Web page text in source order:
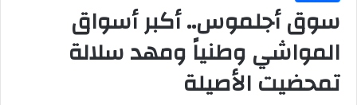
سوق أجلموس.. أكبر أسواق
المواشي وطنياً ومهد سلالة
تمحضيت الأصيلة